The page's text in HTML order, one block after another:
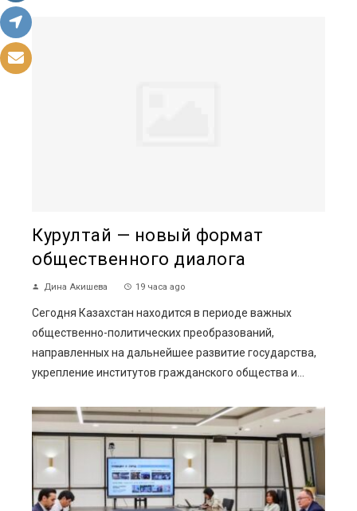
Курултай — новый формат
общественного диалога
Дина Акишева 19 часа ago
Сегодня Казахстан находится в периоде важных
общественно-политических преобразований,
направленных на дальнейшее развитие государства,
укрепление институтов гражданского общества и...